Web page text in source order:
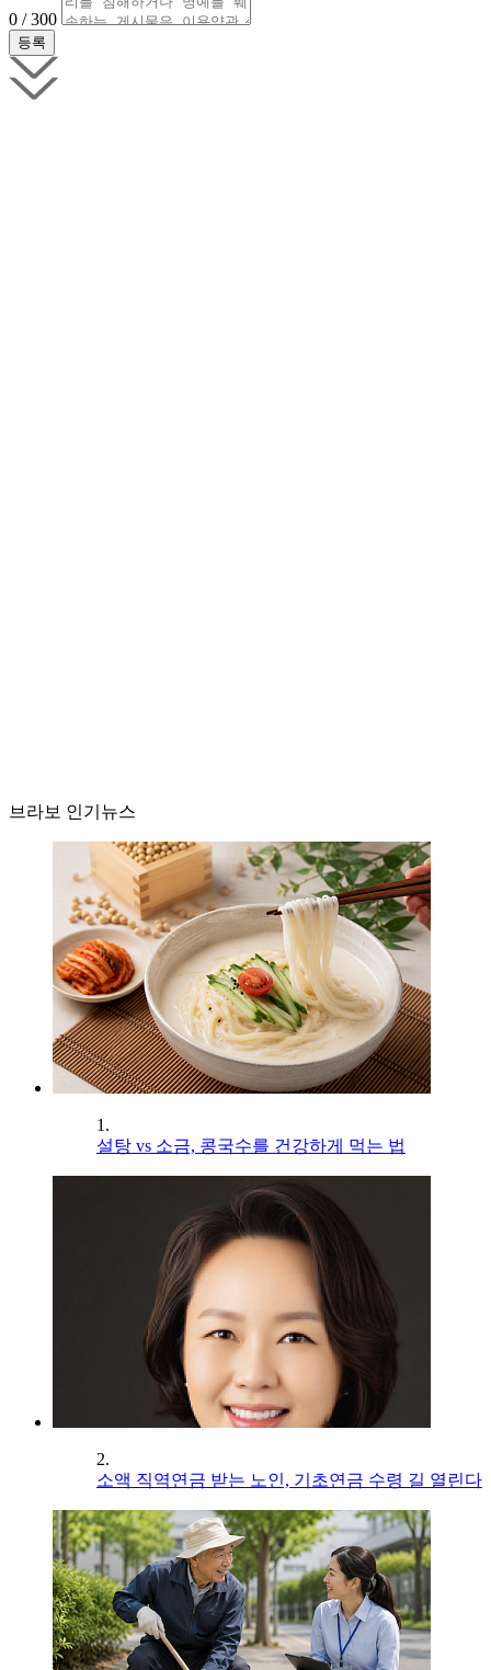
0 / 300
브라보 인기뉴스
1.
설탕 vs 소금, 콩국수를 건강하게 먹는 법
2.
소액 직역연금 받는 노인, 기초연금 수령 길 열린다